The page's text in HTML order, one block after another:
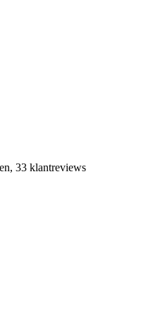
33 klantreviews